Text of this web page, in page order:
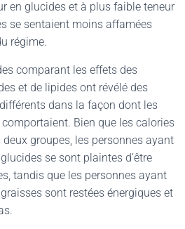
en glucides et à plus faible teneur
se sentaient moins affamées
régime.
comparant les effets des
et de lipides ont révélé des
dans la façon dont les
Bien que les calories
groupes, les personnes ayant
se sont plaintes d’être
tandis que les personnes ayant
sont restées énergiques et